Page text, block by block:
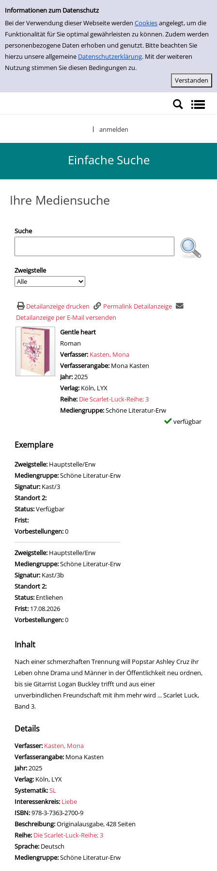
Einfache Suche
Informationen zum Datenschutz
Bei der Verwendung dieser Webseite werden Cookiesangelegt, um die
Funktionalität für Sie optimal gewährleisten zu können. Zudem werden
personenbezogene Daten erhoben und genutzt. Bitte beachten Sie
hierzu unsere allgemeine Datenschutzerklärung. Mit der weiteren
Nutzung stimmen Sie diesen Bedingungen zu.
Zur Detailanzeige springen
anmelden
Einfache Suche
Ihre Mediensuche
Suche
Zweigstelle
Detailanzeige drucken
Permalink Detailanzeige
Detailanzeige per E-Mail versenden
wird in neuem Tab geöffnet
Gentle heart
Roman
Verfasser: Suche nach diesem Verfasser
Kasten, Mona
Verfasserangabe: Mona Kasten
Jahr: 2025
Verlag: Köln, LYX
Reihe: Die Scarlet-Luck-Reihe; 3
Mediengruppe:Schöne Literatur-Erw
verfügbar
Exemplare
Zweigstelle: Hauptstelle/Erw
Mediengruppe:Schöne Literatur-Erw
Signatur: Kast/3
Standort 2:
Status:Verfügbar
Frist:
Vorbestellungen:0
Zweigstelle: Hauptstelle/Erw
Mediengruppe:Schöne Literatur-Erw
Signatur: Kast/3b
Standort 2:
Status: Entliehen
Frist: 17.08.2026
Vorbestellungen:0
Inhalt
Nach einer schmerzhaften Trennung will Popstar Ashley Cruz ihr
Leben ohne Drama und Männer in der Öffentlichkeit neu ordnen,
bis sie Gitarrist Logan Buckley trifft und aus einer
unverbindlichen Freundschaft mit ihm mehr wird ... Scarlet Luck,
Band 3.
Details
Verfasser: Suche nach diesem Verfasser
Kasten, Mona
Verfasserangabe: Mona Kasten
Jahr: 2025
Verlag: Köln, LYX
opens in new tab
Diesen Link in neuem Tab öffnen
Systematik:Suche nach dieser Systematik
SL
Interessenkreis: Suche nach diesem Interessenskreis
Liebe
ISBN:978-3-7363-2700-9
Beschreibung:Originalausgabe, 428 Seiten
Reihe: Die Scarlet-Luck-Reihe; 3
Suche nach dieser Beteiligten Person
Sprache: Deutsch
Mediengruppe:Schöne Literatur-Erw